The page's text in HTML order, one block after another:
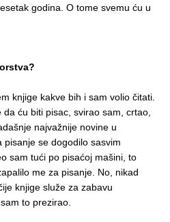
godina. O tome svemu ću u
knjige kakve bih i sam volio čitati.
ću biti pisac, svirao sam, crtao,
najvažnije novine u
se dogodilo sasvim
sam tući po pisaćoj mašini, to
me za pisanje. No, nikad
knjige služe za zabavu
sam to prezirao.